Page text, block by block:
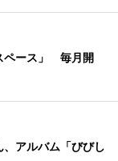
ペース」 毎月開
アルバム「びびし